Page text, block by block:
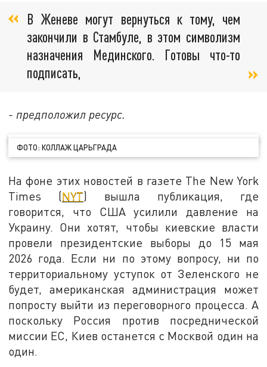
В Женеве могут вернуться к тому, чем
закончили в Стамбуле, в этом символизм
назначения Мединского. Готовы что-то
подписать,
- предположил ресурс.
ФОТО: КОЛЛАЖ ЦАРЬГРАДА
На фоне этих новостей в газете The New York
Times (NYT) вышла публикация, где
говорится, что США усилили давление на
Украину. Они хотят, чтобы киевские власти
провели президентские выборы до 15 мая
2026 года. Если ни по этому вопросу, ни по
территориальному уступок от Зеленского не
будет, американская администрация может
попросту выйти из переговорного процесса. А
поскольку Россия против посреднической
миссии ЕС, Киев останется с Москвой один на
один.